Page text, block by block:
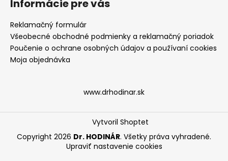
Informácie pre vás
Reklamačný formulár
Všeobecné obchodné podmienky a reklamačný poriadok
Poučenie o ochrane osobných údajov a používaní cookies
Moja objednávka
www.drhodinar.sk
Vytvoril Shoptet
Copyright 2026 Dr. HODINÁR. Všetky práva vyhradené.
Upraviť nastavenie cookies